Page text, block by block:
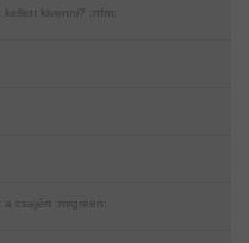
kellett kivenni? :rtfm:
csajért :mrgreen: